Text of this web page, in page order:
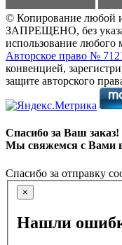
© Копирование любой
ЗАПРЕЩЕНО, без
использование любого
Авторское право №
конвенцией,
защите авторского
Спасибо за Ваш заказ!
Мы свяжемся с Вами
Спасибо за отправку
×
Нашли